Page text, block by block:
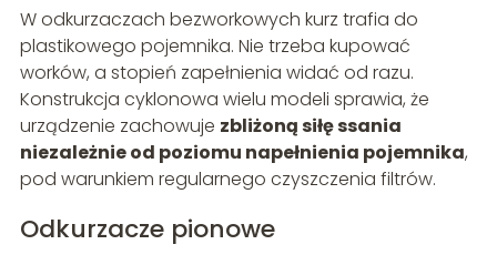
W odkurzaczach bezworkowych kurz trafia do
plastikowego pojemnika. Nie trzeba kupować
worków, a stopień zapełnienia widać od razu.
Konstrukcja cyklonowa wielu modeli sprawia, że
urządzenie zachowuje zbliżoną siłę ssania
niezależnie od poziomu napełnienia pojemnika,
pod warunkiem regularnego czyszczenia filtrów.
Odkurzacze pionowe